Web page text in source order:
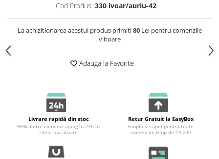
Cod Produs: 330 ivoar/auriu-42
La achizitionarea acestui produs primiti80Lei pentru comenzile
viitoare
Adauga la Favorite
Livrare rapidă din stoc
95% dintre comenzi ajung în 24h în
zilele lucrătoare
Retur Gratuit la EasyBox
Simplu și rapid pentru toate
comenzile timp de 14 zile